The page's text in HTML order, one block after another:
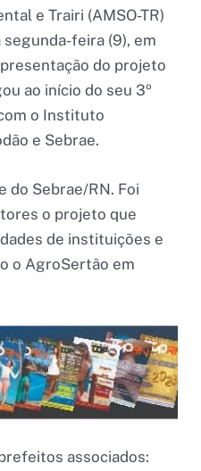
e Trairi (AMSO-TR)
feira (9), em
do projeto
ao início do seu 3º
o Instituto
e Sebrae.
do Sebrae/RN. Foi
o projeto que
de instituições e
o AgroSertão em
associados: